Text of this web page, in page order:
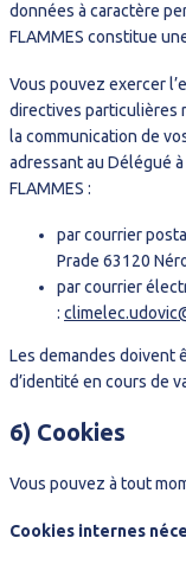
données à caractère
FLAMMES constitue
Vous pouvez exercer
directives particulières
la communication de
adressant au Délégué
FLAMMES :
par courrier
Prade 63120
par courrier
:
Les demandes doivent
d’identité en cours de
6) Cookies
Vous pouvez à tout
Cookies internes